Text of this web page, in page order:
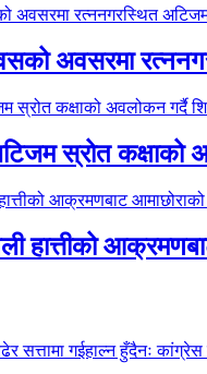
अवसरमा
स्रोत कक्षाको
हात्तीको